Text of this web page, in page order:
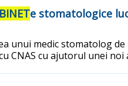
e stomatologice
unui medic stomatolog
CNAS cu ajutorul unei